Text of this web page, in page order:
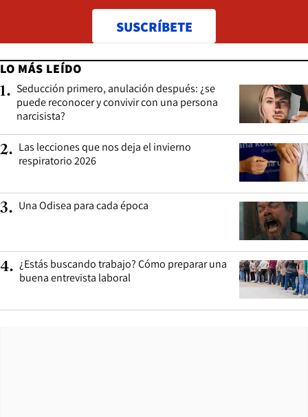
SUSCRÍBETE
LO MÁS LEÍDO
1. Seducción primero, anulación después: ¿se
puede reconocer y convivir con una persona
narcisista?
2. Las lecciones que nos deja el invierno
respiratorio 2026
3. Una Odisea para cada época
4. ¿Estás buscando trabajo? Cómo preparar una
buena entrevista laboral